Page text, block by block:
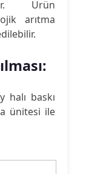
Ürün
arıtma
halı baskı
ünitesi ile